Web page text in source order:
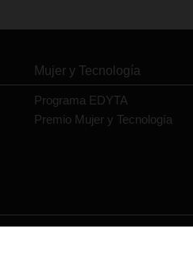
Mujer y Tecnología
Programa EDYTA
Premio Mujer y Tecnología